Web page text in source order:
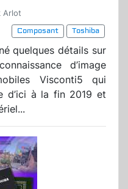
Arlot
Composant
Toshiba
quelques détails sur
d’image
Visconti5 qui
d’ici à la fin 2019 et